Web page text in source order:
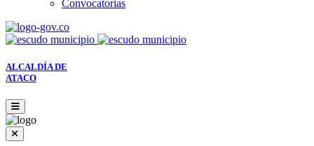
Convocatorias
ALCALDÍA DE
ATACO